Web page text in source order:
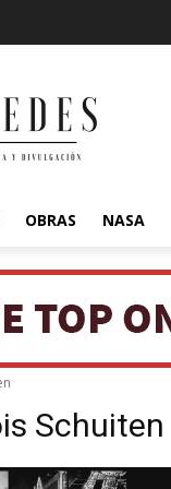
OBRAS NASA
Schuiten